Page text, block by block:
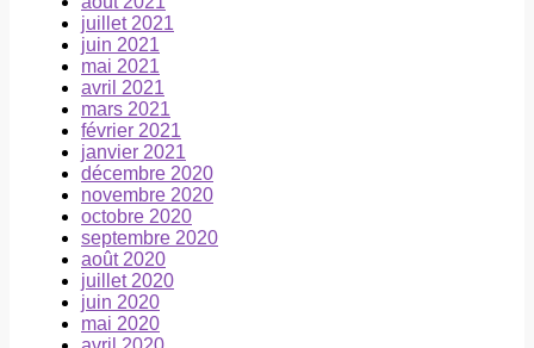
juillet 2021
juin 2021
mai 2021
avril 2021
mars 2021
février 2021
janvier 2021
décembre 2020
novembre 2020
octobre 2020
septembre 2020
août 2020
juillet 2020
juin 2020
mai 2020